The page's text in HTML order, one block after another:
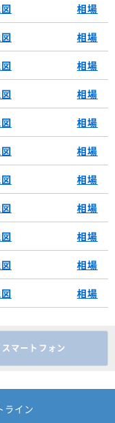
相場
相場
相場
相場
相場
相場
相場
相場
相場
相場
相場
スマートフォン
ライン